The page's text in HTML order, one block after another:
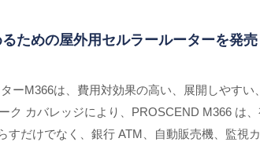
ための屋外用セルラールーターを発売
ーM366は、費用対効果の高い、展開しやす
ク カバレッジにより、PROSCEND M366 は
すだけでなく、銀行 ATM、自動販売機、監視